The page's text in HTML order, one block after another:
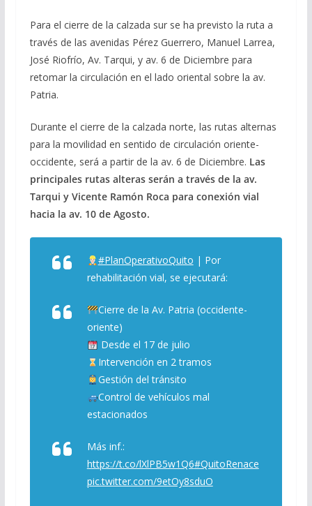
Para el cierre de la calzada sur se ha previsto la ruta a
través de las avenidas Pérez Guerrero, Manuel Larrea,
José Riofrío, Av. Tarqui, y av. 6 de Diciembre para
retomar la circulación en el lado oriental sobre la av.
Patria.
Durante el cierre de la calzada norte, las rutas alternas
para la movilidad en sentido de circulación oriente-
occidente, será a partir de la av. 6 de Diciembre. Las
principales rutas alteras serán a través de la av.
Tarqui y Vicente Ramón Roca para conexión vial
hacia la av. 10 de Agosto.
#PlanOperativoQuito | Por
rehabilitación vial, se ejecutará:
Cierre de la Av. Patria (occidente-
oriente)
Desde el 17 de julio
Intervención en 2 tramos
Gestión del tránsito
Control de vehículos mal
estacionados
Más inf.:
https://t.co/lXlPB5w1Q6#QuitoRenace
pic.twitter.com/9etOy8sduO